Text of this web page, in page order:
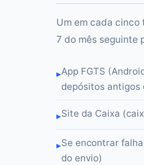
Um em cada cinco
7 do mês seguinte
▸App FGTS
depósitos antigos
▸Site da Caixa
▸Se encontrar
do envio)